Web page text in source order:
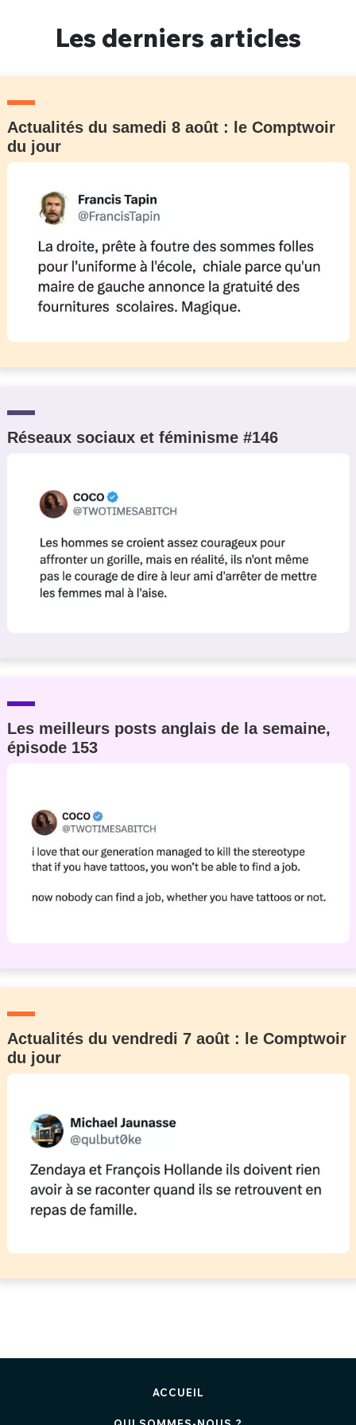
Les derniers articles
Actualités du samedi 8 août : le Comptwoir
du jour
Réseaux sociaux et féminisme #146
Les meilleurs posts anglais de la semaine,
épisode 153
Actualités du vendredi 7 août : le Comptwoir
du jour
ACCUEIL
Un Thread